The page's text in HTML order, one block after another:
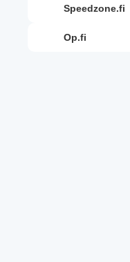
speedzone.fi
op.fi